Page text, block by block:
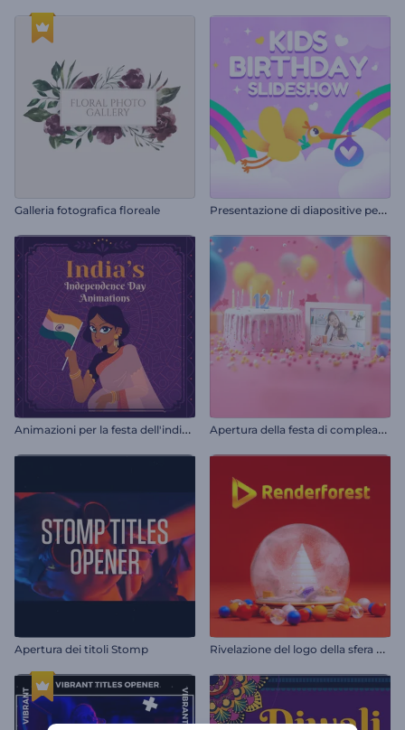
Galleria fotografica floreale P
resentazione di diapositive per compleanni di bambini
A
nimazioni per la festa dell'indipendenza dell'India A
pertura della festa di compleanno
Apertura dei titoli Stomp R
ivelazione del logo della sfera di neve